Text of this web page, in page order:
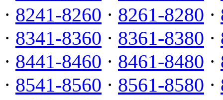
· 8241-8260 · 8261-8280 ·
· 8341-8360 · 8361-8380 ·
· 8441-8460 · 8461-8480 ·
· 8541-8560 · 8561-8580 ·